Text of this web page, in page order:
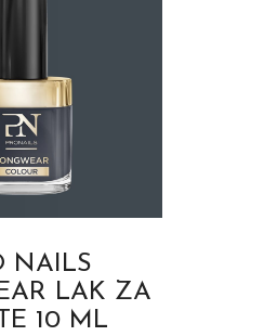
NAILS
LAK ZA
10 ML